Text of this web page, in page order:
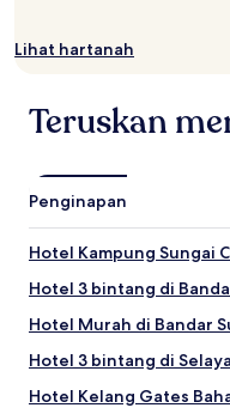
Lihat hartanah
Teruskan
Penginapan
Hotel Kampung Sungai
Hotel 3 bintang di
Hotel Murah di Bandar
Hotel 3 bintang di
Hotel Kelang Gates